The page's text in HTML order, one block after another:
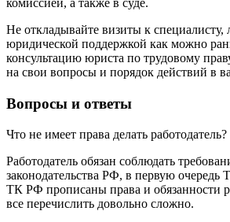
Не откладывайте визиты к специалисту,
юридической поддержкой как можно
консультацию юриста по трудовому
на свои вопросы и порядок действий в
Вопросы и ответы
Что не имеет права делать работодатель?
Работодатель обязан соблюдать
законодательства РФ, в первую очередь
ТК РФ прописаны права и обязанности
все перечислить довольно сложно.